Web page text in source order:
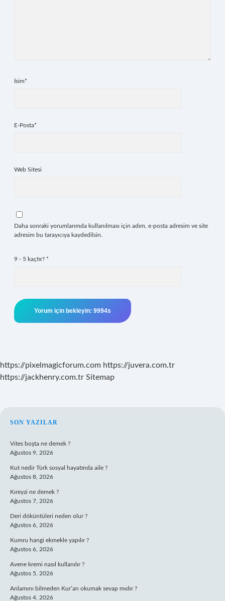
İsim*
E-Posta*
Web Sitesi
Daha sonraki yorumlarımda kullanılması için adım, e-posta adresim ve site
adresim bu tarayıcıya kaydedilsin.
9 - 5 kaçtır? *
https://pixelmagicforum.com https://juvera.com.tr
https://jackhenry.com.tr Sitemap
SIDEBAR
SON YAZILAR
Vites boşta ne demek ?
Ağustos 9, 2026
Kut nedir Türk sosyal hayatında aile ?
Ağustos 8, 2026
Kıreyzi ne demek ?
Ağustos 7, 2026
Deri döküntüleri neden olur ?
Ağustos 6, 2026
Kumru hangi ekmekle yapılır ?
Ağustos 6, 2026
Avene kremi nasıl kullanılır ?
Ağustos 5, 2026
Anlamını bilmeden Kur’an okumak sevap mıdır ?
Ağustos 4, 2026